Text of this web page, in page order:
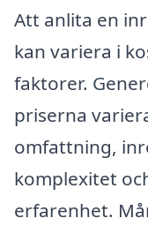
Att anlita en
kan variera i
faktorer.
priserna
omfattning,
komplexitet
erfarenhet.